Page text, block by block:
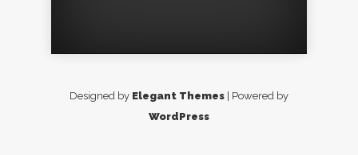
Designed by Elegant Themes | Powered by
WordPress